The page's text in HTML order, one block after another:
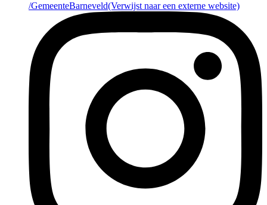
/GemeenteBarneveld(Verwijst naar een externe website)